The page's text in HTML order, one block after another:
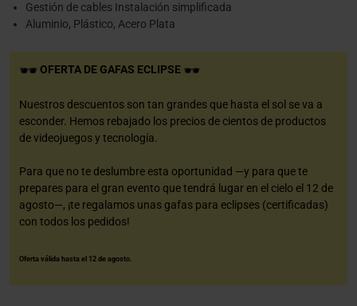
Gestión de cables Instalación simplificada
Aluminio, Plástico, Acero Plata
OFERTA DE GAFAS ECLIPSE
Nuestros descuentos son tan grandes que hasta el sol se va a
esconder. Hemos rebajado los precios de cientos de productos
de videojuegos y tecnología.
Para que no te deslumbre esta oportunidad —y para que te
prepares para el gran evento que tendrá lugar en el cielo el 12 de
agosto—, ¡te regalamos unas gafas para eclipses (certificadas)
con todos los pedidos!
Oferta válida hasta el 12 de agosto.